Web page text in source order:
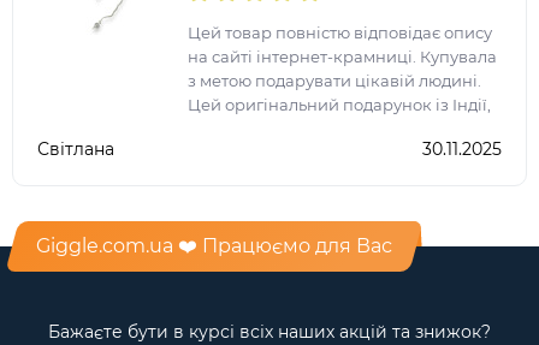
Цей товар повністю відповідає опису
на сайті інтернет-крамниці. Купувала
з метою подарувати цікавій людині.
Цей оригінальний подарунок із Індії,
сподобався. Зовнішній вигляд
Світлана 30.11.2025
Giggle.com.ua ❤️ Працюємо для Вас
Бажаєте бути в курсі всіх наших акцій та знижок?